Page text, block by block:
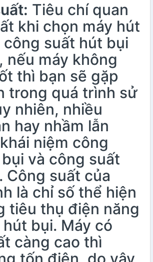
Tiêu chí quan
khi chọn máy hút
công suất hút bụi
nếu máy không
thì bạn sẽ gặp
trong quá trình sử
nhiên, nhiều
hay nhầm lẫn
niệm công
và công suất
Công suất của
là chỉ số thể hiện
tiêu thụ điện năng
bụi. Máy có
càng cao thì